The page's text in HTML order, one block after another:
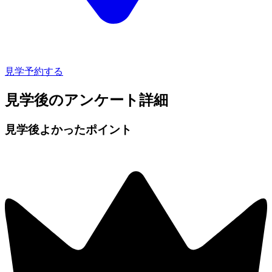
見学予約する
見学後のアンケート詳細
見学後よかったポイント